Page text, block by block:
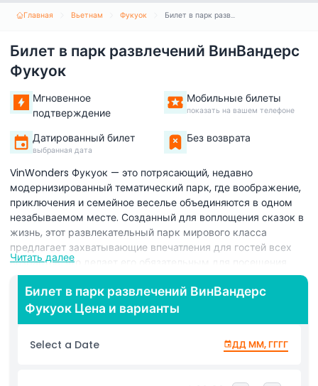
Главная Вьетнам Фукуок Билет в парк развлечений ВинВандерс Фукуок
Билет в парк развлечений ВинВандерс
Фукуок
Мгновенное
подтверждение
Мобильные билеты
показать на вашем телефоне
Датированный билет
выбранная дата
Без возврата
VinWonders Фукуок — это потрясающий, недавно
модернизированный тематический парк, где воображение,
приключения и семейное веселье объединяются в одном
незабываемом месте. Созданный для воплощения сказок в
жизнь, этот развлекательный парк мирового класса
предлагает захватывающие впечатления для гостей всех
возрастов, что делает его обязательным для посещения
аттракционом на острове Фукуок. Парк включает
захватывающий открытый водный парк с освежающими
горками, волновыми бассейнами и зонами брызг, которые
идеально подходят для охлаждения под тропическим
солнцем. Семьи и дети будут в восторге от красочных
игровых центров, интерактивных игр и погружающих
Читать далее
Билет в парк развлечений ВинВандерс
Фукуок Цена и варианты
Select a Date ДД ММ, ГГГГ